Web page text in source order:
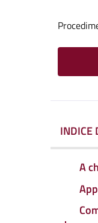
INDICE
A